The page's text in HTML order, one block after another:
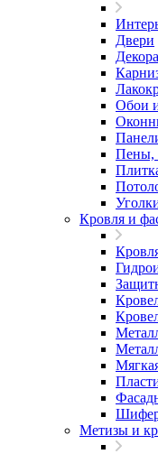
Двери
Обои
Пены,
Кровля и
Метизы и